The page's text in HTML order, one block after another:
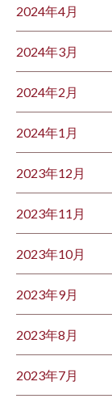
2024年4月
2024年3月
2024年2月
2024年1月
2023年12月
2023年11月
2023年10月
2023年9月
2023年8月
2023年7月